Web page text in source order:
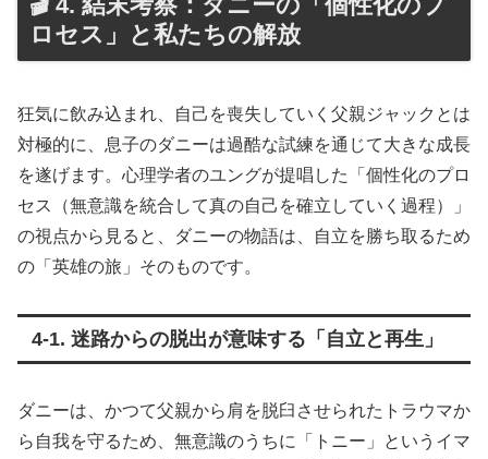
ロセス」と私たちの解放
狂気に飲み込まれ、自己を喪失していく父親ジャックとは
対極的に、息子のダニーは過酷な試練を通じて大きな成長
を遂げます。心理学者のユングが提唱した「個性化のプロ
セス（無意識を統合して真の自己を確立していく過程）」
の視点から見ると、ダニーの物語は、自立を勝ち取るため
の「英雄の旅」そのものです。
4-1. 迷路からの脱出が意味する「自立と再生」
ダニーは、かつて父親から肩を脱臼させられたトラウマか
ら自我を守るため、無意識のうちに「トニー」というイマ